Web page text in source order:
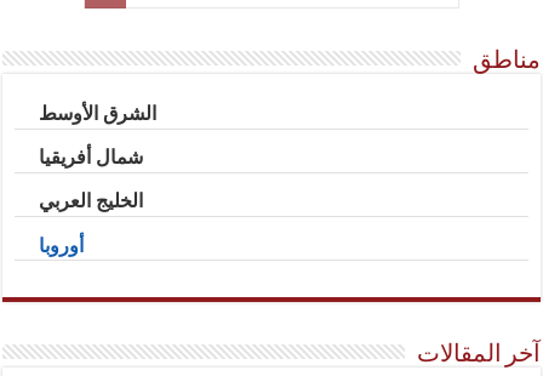
مناطق
الشرق الأوسط
شمال أفريقيا
الخليج العربي
أوروبا
آخر المقالات